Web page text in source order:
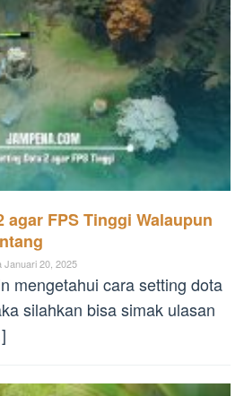
agar FPS Tinggi Walaupun
Januari 20, 2025
mengetahui cara setting dota
silahkan bisa simak ulasan